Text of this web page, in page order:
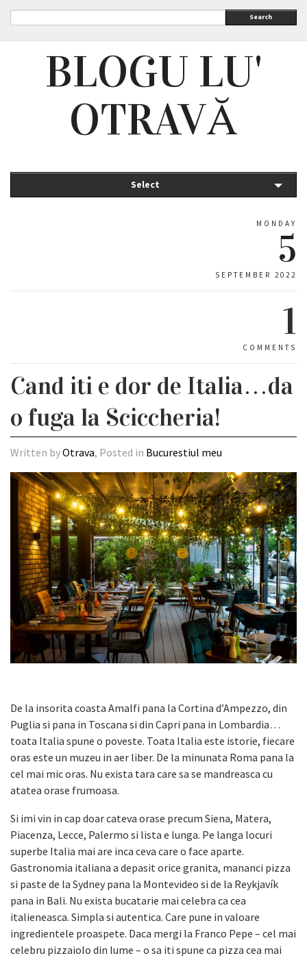
Search
BLOGU LU'
OTRAVĂ
Select
MONDAY
5
SEPTEMBER 2022
1
COMMENTS
Cand iti e dor de Italia…da
o fuga la Sciccheria!
Written byOtrava, Posted in Bucurestiul meu
De la insorita coasta Amalfi pana la Cortina dʼAmpezzo, din
Puglia si pana in Toscana si din Capri pana in Lombardia…
toata Italia spune o poveste. Toata Italia este istorie, fiecare
oras este un muzeu in aer liber. De la minunata Roma pana la
cel mai mic oras. Nu exista tara care sa se mandreasca cu
atatea orase frumoasa.
Si imi vin in cap doar cateva orase precum Siena, Matera,
Piacenza, Lecce, Palermo si lista e lunga. Pe langa locuri
superbe Italia mai are inca ceva care o face aparte.
Gastronomia italiana a depasit orice granita, mananci pizza
si paste de la Sydney pana la Montevideo si de la Reykjavík
pana in Bali. Nu exista bucatarie mai celebra ca cea
italieneasca. Simpla si autentica. Care pune in valoare
ingredientele proaspete. Daca mergi la Franco Pepe – cel mai
celebru pizzaiolo din lume – o sa iti spune ca pizza cea mai